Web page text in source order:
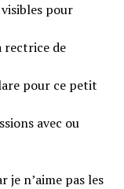
pour
rectrice de
pour ce petit
avec ou
je n’aime pas les